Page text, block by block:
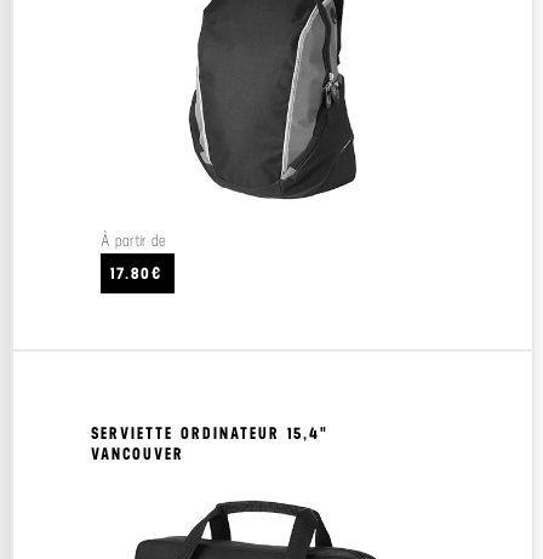
À partir de
17.80€
SERVIETTE ORDINATEUR 15,4"
VANCOUVER